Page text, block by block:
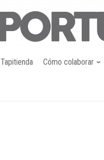
Tapitienda Cómo colaborar